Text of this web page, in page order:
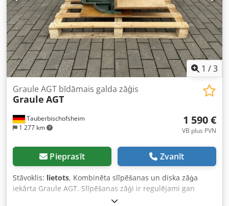
1 /3
Tauberbischofsheim
1 277 km
Graule AGT bīdāmais galda zāģis
Graule AGT
1 590 €
VB plus PVN
Pieprasīt Zvanīt
Stāvoklis: lietots, Kombinēta slīpēšanas un diska zāģa
iekārta Graule AGT. Slīpēšanas zāģi ir regulējami gan
slīpumā, gan leņķī. Cjdpfx Abjzryu Ne Rorf Šo iekārtu var